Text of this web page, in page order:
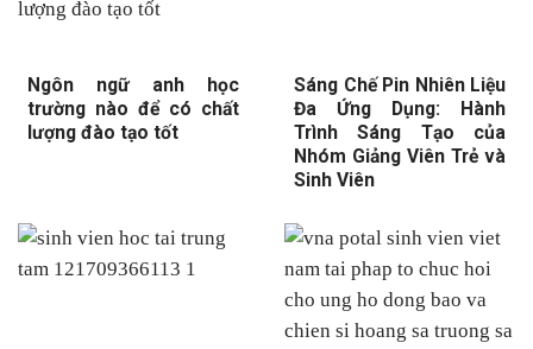
Ngôn ngữ anh học
trường nào để có chất
lượng đào tạo tốt
Sáng Chế Pin Nhiên Liệu
Đa Ứng Dụng: Hành
Trình Sáng Tạo của
Nhóm Giảng Viên Trẻ và
Sinh Viên